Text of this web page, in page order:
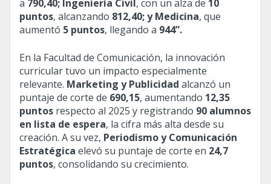
a 790,40; Ingeniería Civil, con un alza de 10
puntos, alcanzando 812,40; y Medicina, que
aumentó 5 puntos, llegando a 944”.
En la Facultad de Comunicación, la innovación
curricular tuvo un impacto especialmente
relevante. Marketing y Publicidad alcanzó un
puntaje de corte de 690,15, aumentando 12,35
puntos respecto al 2025 y registrando 90 alumnos
en lista de espera, la cifra más alta desde su
creación. A su vez, Periodismo y Comunicación
Estratégica elevó su puntaje de corte en 24,7
puntos, consolidando su crecimiento.